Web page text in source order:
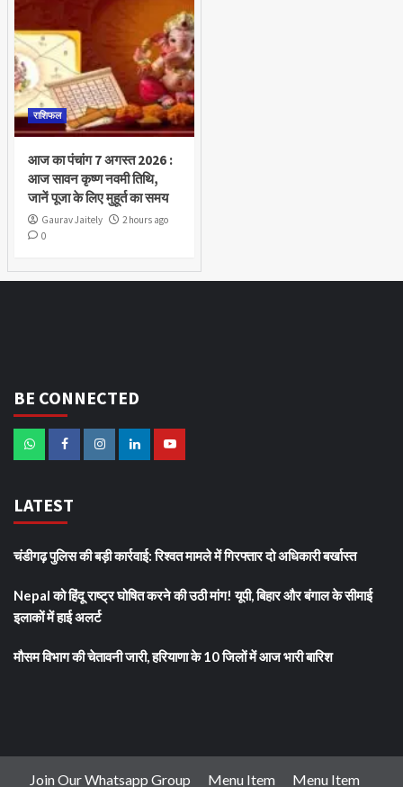
राशिफल
आज का पंचांग 7 अगस्त 2026 :
आज सावन कृष्ण नवमी तिथि,
जानें पूजा के लिए मुहूर्त का समय
Gaurav Jaitely
2 hours ago
0
BE CONNECTED
LATEST
चंडीगढ़ पुलिस की बड़ी कार्रवाई: रिश्वत मामले में गिरफ्तार दो अधिकारी बर्खास्त
Nepal को हिंदू राष्ट्र घोषित करने की उठी मांग! यूपी, बिहार और बंगाल के सीमाई
इलाकों में हाई अलर्ट
मौसम विभाग की चेतावनी जारी, हरियाणा के 10 जिलों में आज भारी बारिश
Join Our Whatsapp Group Menu Item Menu Item